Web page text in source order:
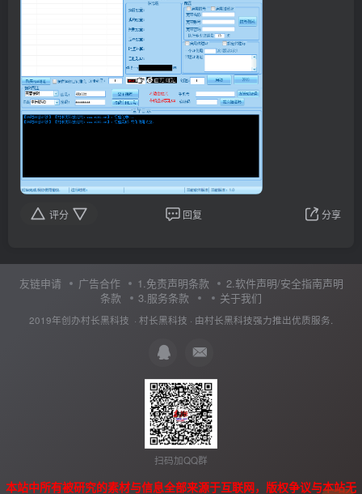
评分 回复 分享
友链申请 广告合作 1.免责声明条款
2.软件声明/安全指南声明
条款
3.服务条款 关于我们
2019年创办村长黑科技 · 村长黑科技 · 由村长黑科技强力推出优质服务.
扫码加QQ群
本站中所有被研究的素材与信息全部来源于互联网，版权争议与本站无